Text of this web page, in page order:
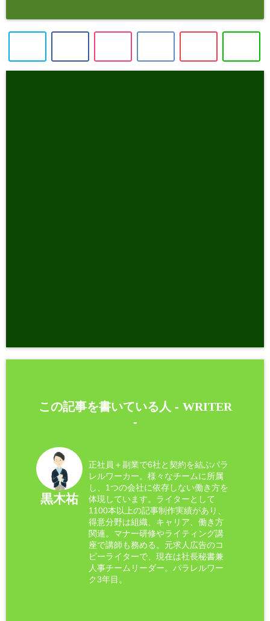
この記事を書いている人 - WRITER
-
黒木祐
正社員＋副業で6社と契約を結ぶパラ
レルワーカー。様々なチームに所属
し、1つの会社に依存しない働き方を
体現しています。ライターとして
1100本以上の記事制作実績があり、
得意分野は組織、キャリア、働き方
関連。マナー研修やライティング講
座で講師も務める。元求人広告のコ
ピーライターで、現在は社長秘書兼
人事チームリーダー。パラレルワー
ク3年目。